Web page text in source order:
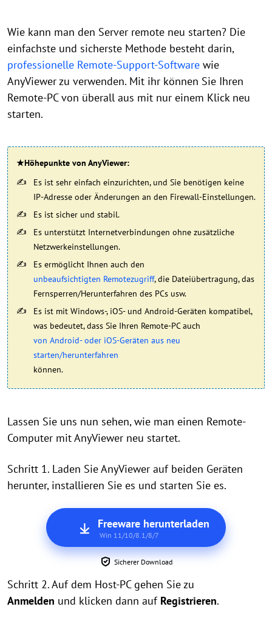
Wie kann man den Server remote neu starten? Die
einfachste und sicherste Methode besteht darin,
professionelle Remote-Support-Software wie
AnyViewer zu verwenden. Mit ihr können Sie Ihren
Remote-PC von überall aus mit nur einem Klick neu
starten.
★Höhepunkte von AnyViewer:
Es ist sehr einfach einzurichten, und Sie benötigen keine
IP-Adresse oder Änderungen an den Firewall-Einstellungen.
Es ist sicher und stabil.
Es unterstützt Internetverbindungen ohne zusätzliche
Netzwerkeinstellungen.
Es ermöglicht Ihnen auch den
unbeaufsichtigten Remotezugriff, die Dateiübertragung, das
Fernsperren/Herunterfahren des PCs usw.
Es ist mit Windows-, iOS- und Android-Geräten kompatibel,
was bedeutet, dass Sie Ihren Remote-PC auch
von Android- oder iOS-Geräten aus neu
starten/herunterfahren
können.
Lassen Sie uns nun sehen, wie man einen Remote-
Computer mit AnyViewer neu startet.
Schritt 1. Laden Sie AnyViewer auf beiden Geräten
herunter, installieren Sie es und starten Sie es.
Freeware herunterladen
Win 11/10/8.1/8/7
Sicherer Download
Schritt 2. Auf dem Host-PC gehen Sie zu
Anmelden und klicken dann auf Registrieren.